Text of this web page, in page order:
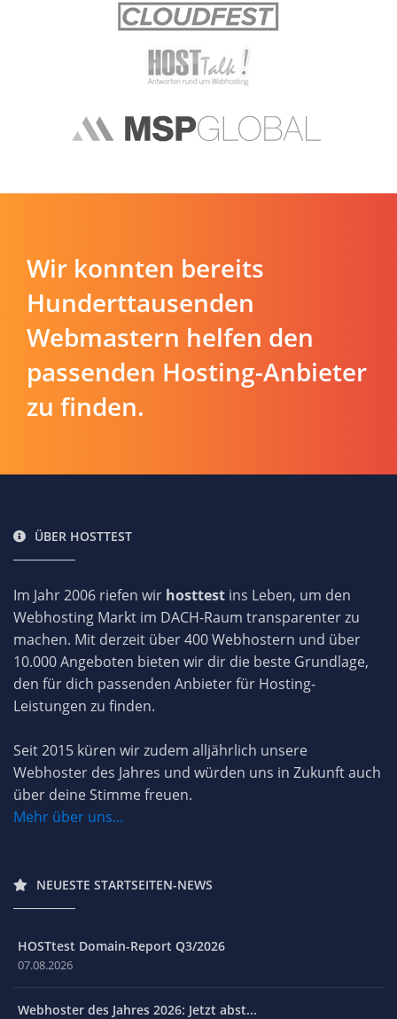
Wir konnten bereits
Hunderttausenden
Webmastern helfen den
passenden Hosting-Anbieter
zu finden.
ÜBER HOSTTEST
Im Jahr 2006 riefen wir hosttest ins Leben, um den
Webhosting Markt im DACH-Raum transparenter zu
machen. Mit derzeit über 400 Webhostern und über
10.000 Angeboten bieten wir dir die beste Grundlage,
den für dich passenden Anbieter für Hosting-
Leistungen zu finden.
Seit 2015 küren wir zudem alljährlich unsere
Webhoster des Jahres und würden uns in Zukunft auch
über deine Stimme freuen.
Mehr über uns...
NEUESTE STARTSEITEN-NEWS
HOSTtest Domain-Report Q3/2026
07.08.2026
Webhoster des Jahres 2026: Jetzt abst...